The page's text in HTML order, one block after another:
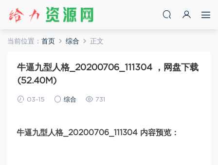
当前位置： 首页 综合 正文
牛逼九型人格_20200706_111304 ，网盘下载
(52.40M)
03-15 综合 731
牛逼九型人格_20200706_111304 内容预览：